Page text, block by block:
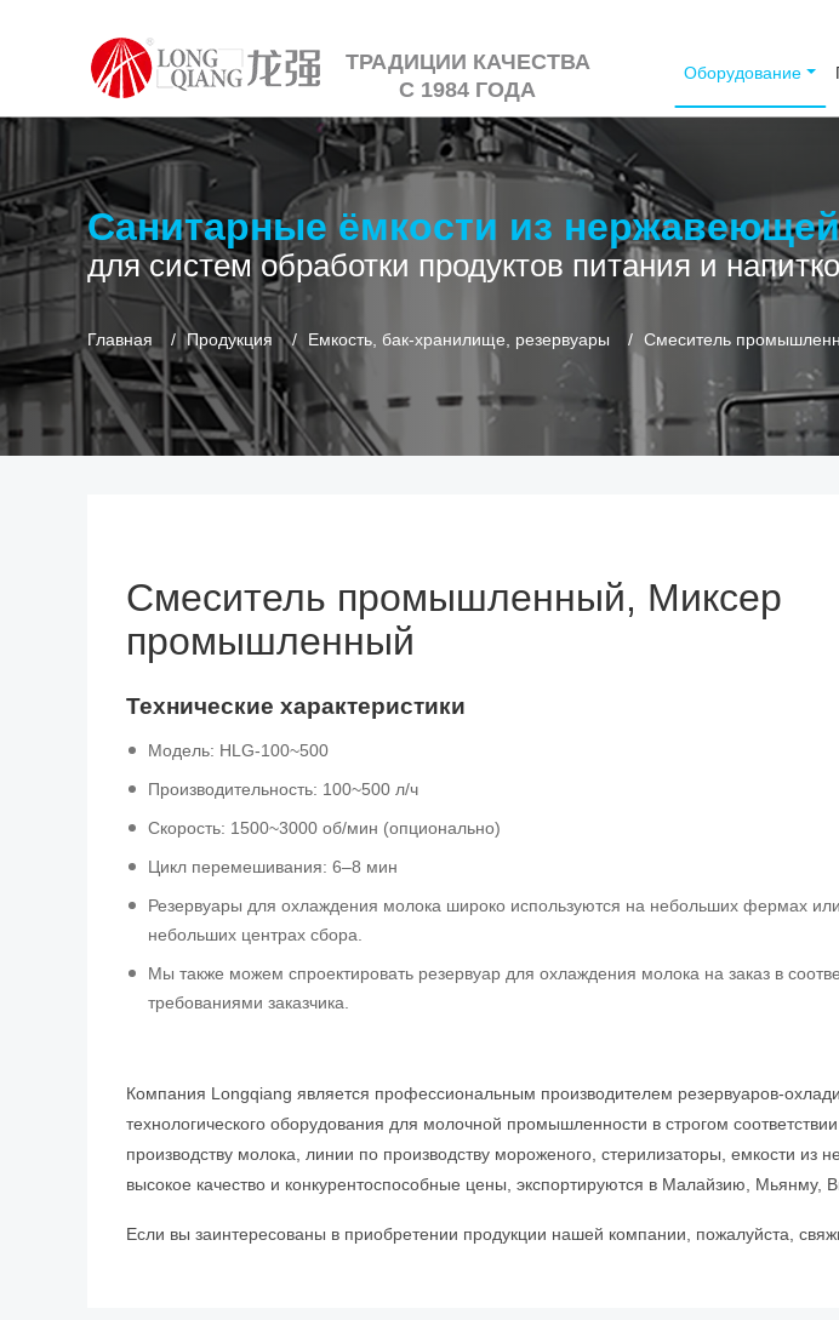
ТРАДИЦИИ КАЧЕСТВА
С 1984 ГОДА
Оборудование
Санитарные ёмкости из
для систем обработки продуктов питания и
Главная Продукция Емкость, бак-хранилище, резервуары Смеситель
Смеситель промышленный, Миксер
промышленный
Технические характеристики
Модель: HLG-100~500
Производительность: 100~500 л/ч
Скорость: 1500~3000 об/мин (опционально)
Цикл перемешивания: 6–8 мин
Резервуары для охлаждения молока широко используются на небольших фермах
небольших центрах сбора.
Мы также можем спроектировать резервуар для охлаждения молока на заказ в
требованиями заказчика.
Компания Longqiang является профессиональным производителем резервуаров-
технологического оборудования для молочной промышленности в строгом
производству молока, линии по производству мороженого, стерилизаторы, емкости
высокое качество и конкурентоспособные цены, экспортируются в Малайзию,
Если вы заинтересованы в приобретении продукции нашей компании, пожалуйста,